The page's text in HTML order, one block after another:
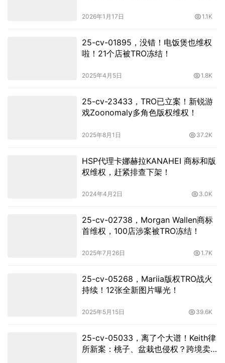
2026年1月17日 1.1K
25-cv-01895，没错！电饭煲也维权
啦！21个店被TRO冻结！
2025年4月5日 1.8K
25-cv-23433，TRO已立案！新锐游
戏Zoonomaly多角色版权维权！
2025年8月1日 37.2K
HSP代理卡娜赫拉KANAHEI 商标和版
权维权，赶紧排查下架！
2024年4月2日 3.0K
25-cv-02738，Morgan Wallen商标
首维权，100店涉案被TRO冻结！
2025年7月26日 1.7K
25-cv-05268，Mariia版权TRO战火
持续！12张全新图片曝光！
2025年5月15日 39.6K
25-cv-05033，离了个大谱！Keith律
所新案：桃子、盆栽也侵权？跨境卖